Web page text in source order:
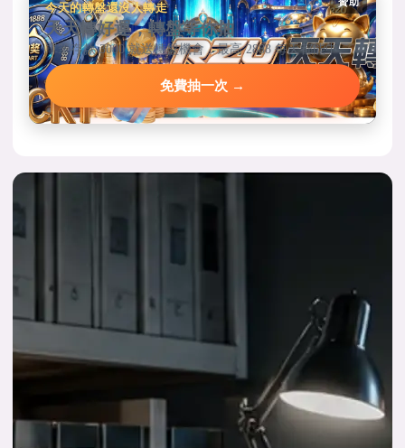
今天的轉盤還沒人轉走
天天轉好運，轉盤等你抽
單筆存款 3000 就送轉盤機會，最高 2888 每天都能中。
免費抽一次 →